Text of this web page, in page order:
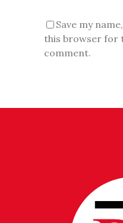
Save my
this browser for
comment.